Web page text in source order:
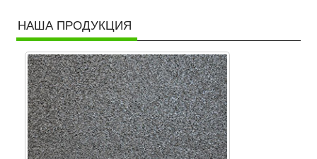
НАША ПРОДУКЦИЯ